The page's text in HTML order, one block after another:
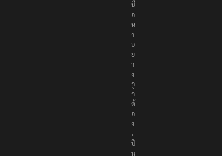
นื้
อ
ห
า
อ
ย่
า
ง
ถู
ก
ต้
อ
ง
เ
ป็
น